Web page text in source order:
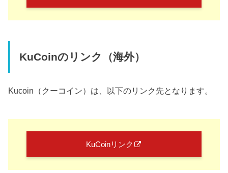
KuCoinのリンク（海外）
Kucoin（クーコイン）は、以下のリンク先となります。
KuCoinリンク